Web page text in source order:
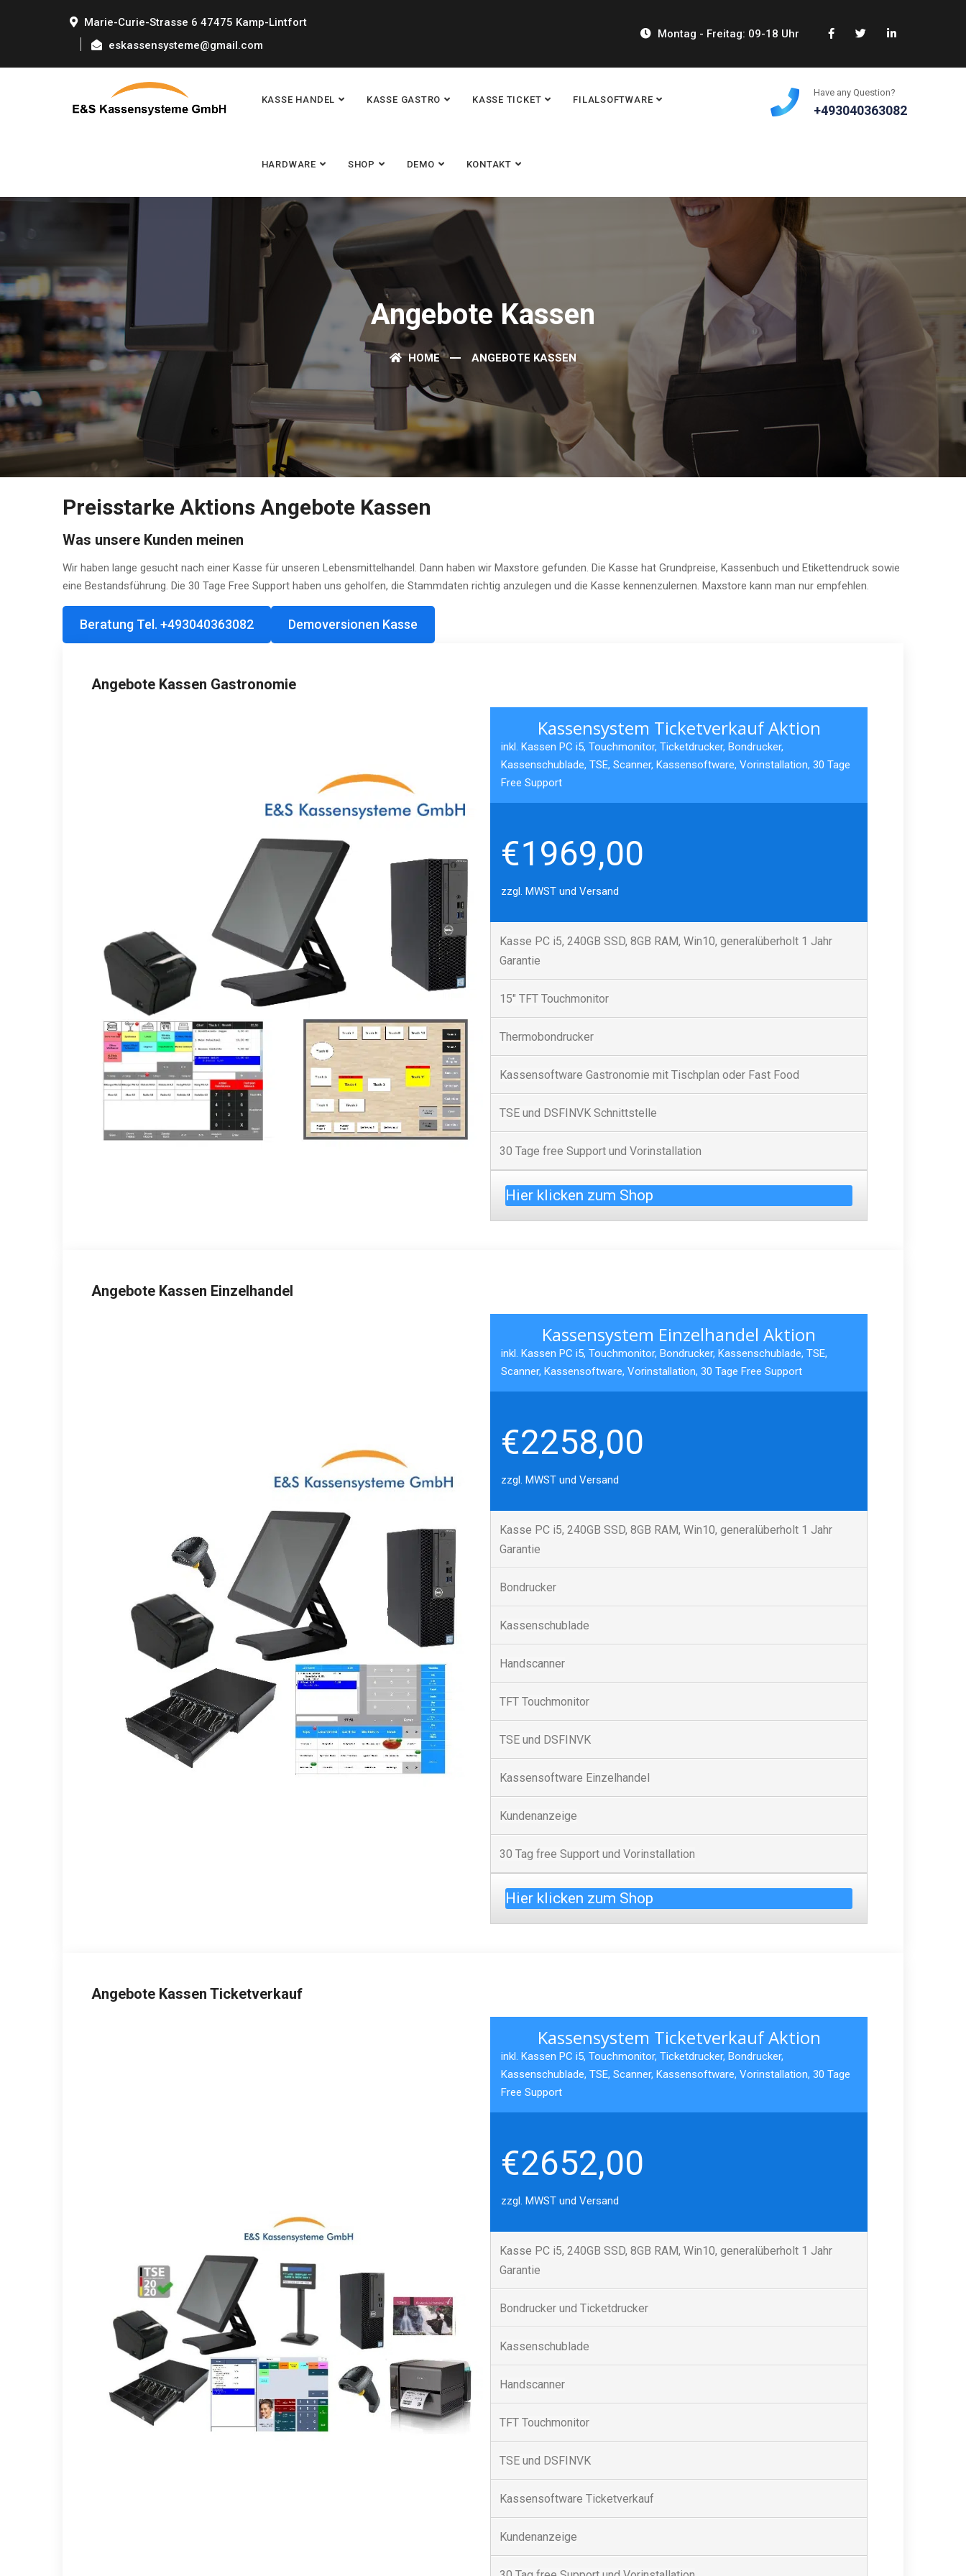
Marie-Curie-Strasse 6 47475 Kamp-Lintfort
eskassensysteme@gmail.com
Montag - Freitag: 09-18 Uhr
Have any Question?
+493040363082
KASSE HANDEL KASSE GASTRO KASSE TICKET FILALSOFTWARE
HARDWARE SHOP DEMO KONTAKT
Angebote Kassen
HOME ANGEBOTE KASSEN
Preisstarke Aktions Angebote Kassen
Was unsere Kunden meinen
Wir haben lange gesucht nach einer Kasse für unseren Lebensmittelhandel. Dann haben wir Maxstore gefunden. Die Kasse hat Grundpreise, Kassenbuch und Etikettendruck sowie
eine Bestandsführung. Die 30 Tage Free Support haben uns geholfen, die Stammdaten richtig anzulegen und die Kasse kennenzulernen. Maxstore kann man nur empfehlen.
Beratung Tel. +493040363082 Demoversionen Kasse
Angebote Kassen Gastronomie
Kassensystem Ticketverkauf Aktion
inkl. Kassen PC i5, Touchmonitor, Ticketdrucker, Bondrucker,
Kassenschublade, TSE, Scanner, Kassensoftware, Vorinstallation, 30 Tage
Free Support
€1969,00
zzgl. MWST und Versand
Kasse PC i5, 240GB SSD, 8GB RAM, Win10, generalüberholt 1 Jahr
Garantie
15" TFT Touchmonitor
Thermobondrucker
Kassensoftware Gastronomie mit Tischplan oder Fast Food
TSE und DSFINVK Schnittstelle
30 Tage free Support und Vorinstallation
Hier klicken zum Shop
Angebote Kassen Einzelhandel
Kassensystem Einzelhandel Aktion
inkl. Kassen PC i5, Touchmonitor, Bondrucker, Kassenschublade, TSE,
Scanner, Kassensoftware, Vorinstallation, 30 Tage Free Support
€2258,00
zzgl. MWST und Versand
Kasse PC i5, 240GB SSD, 8GB RAM, Win10, generalüberholt 1 Jahr
Garantie
Bondrucker
Kassenschublade
Handscanner
TFT Touchmonitor
TSE und DSFINVK
Kassensoftware Einzelhandel
Kundenanzeige
30 Tag free Support und Vorinstallation
Hier klicken zum Shop
Angebote Kassen Ticketverkauf
Kassensystem Ticketverkauf Aktion
inkl. Kassen PC i5, Touchmonitor, Ticketdrucker, Bondrucker,
Kassenschublade, TSE, Scanner, Kassensoftware, Vorinstallation, 30 Tage
Free Support
€2652,00
zzgl. MWST und Versand
Kasse PC i5, 240GB SSD, 8GB RAM, Win10, generalüberholt 1 Jahr
Garantie
Bondrucker und Ticketdrucker
Kassenschublade
Handscanner
TFT Touchmonitor
TSE und DSFINVK
Kassensoftware Ticketverkauf
Kundenanzeige